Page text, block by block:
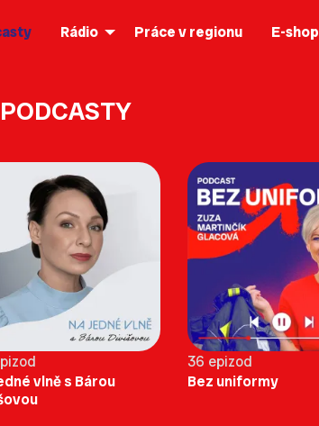
Rádio Práce v regionu E-shop
PODCASTY
vlně s Bárou
36 epizod
Bez uniformy